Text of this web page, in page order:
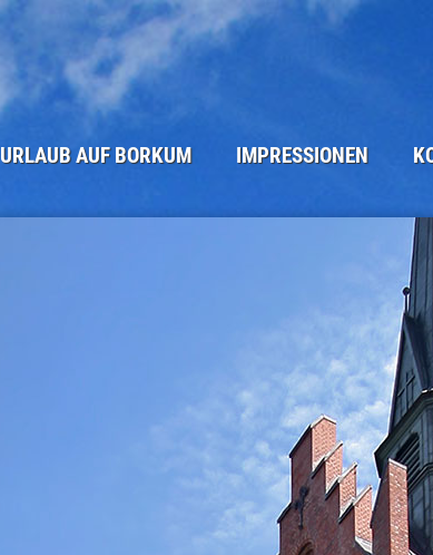
URLAUB AUF BORKUM IMPRESSIONEN
BORKUM IM WINTER
ALTE INSELANSICHTEN